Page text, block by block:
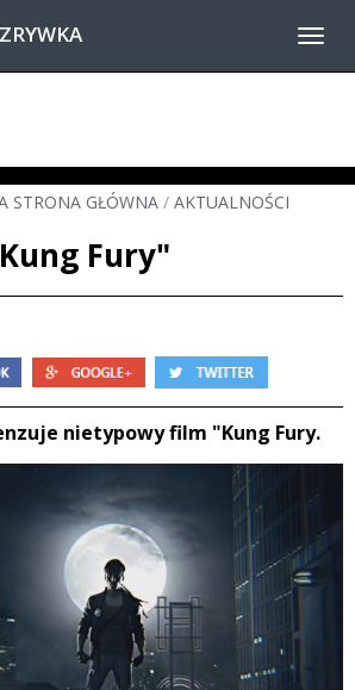
Failed to read session data: user (path: ) in
STRONA GŁÓWNA / AKTUALNOŚCI
Fury"
nietypowy film "Kung Fury.